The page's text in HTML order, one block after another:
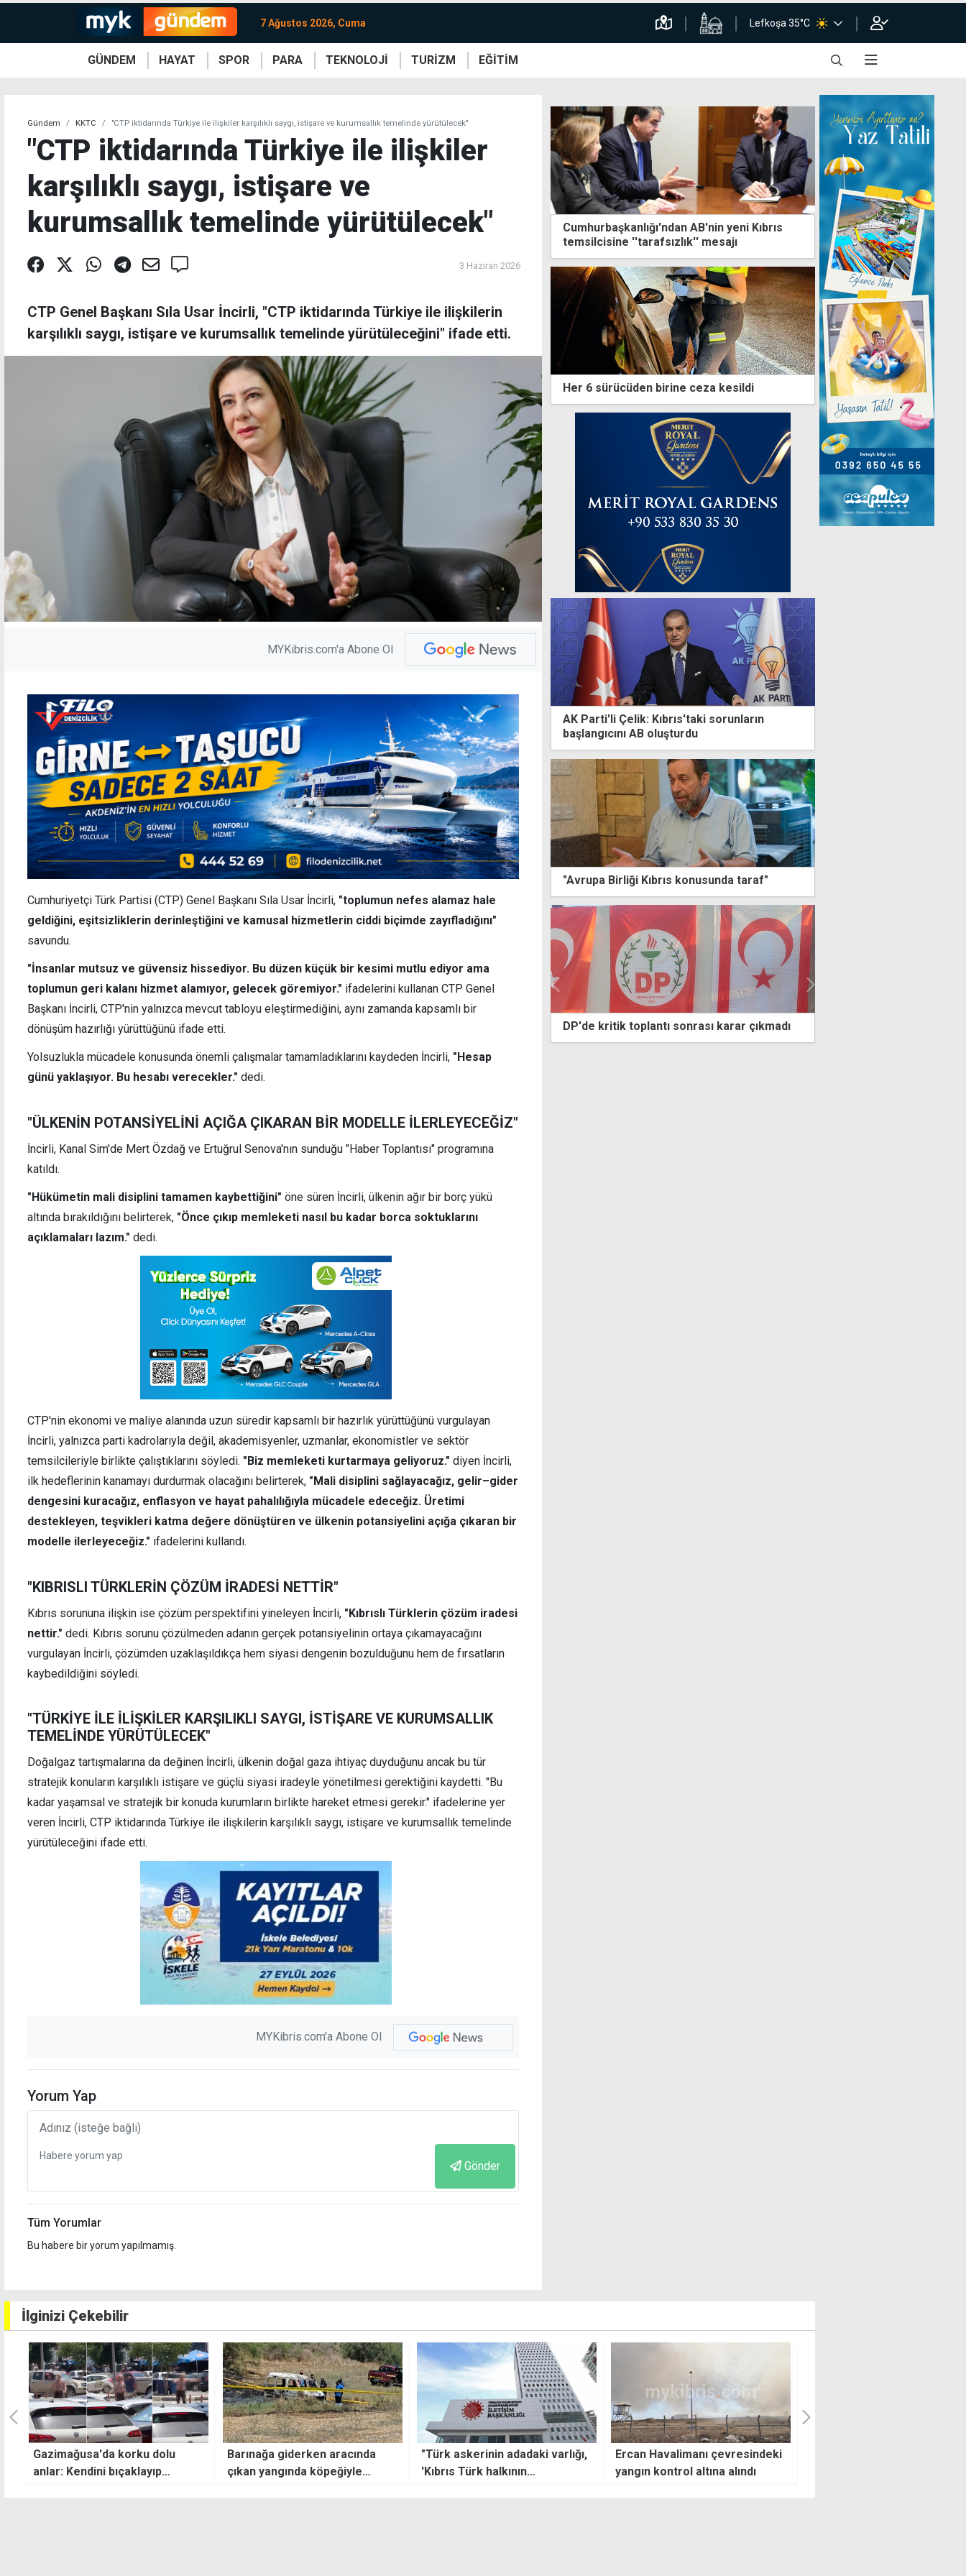
7 Ağustos 2026, Cuma Lefkoşa 35°C
GÜNDEM HAYAT SPOR PARA TEKNOLOJİ TURİZM EĞİTİM
Gündem KKTC "CTP iktidarında Türkiye ile ilişkiler karşılıklı saygı, istişare ve kurumsallık temelinde yürütülecek"
"CTP iktidarında Türkiye ile ilişkiler
karşılıklı saygı, istişare ve
kurumsallık temelinde yürütülecek"
3 Haziran 2026
CTP Genel Başkanı Sıla Usar İncirli, "CTP iktidarında Türkiye ile ilişkilerin
karşılıklı saygı, istişare ve kurumsallık temelinde yürütüleceğini" ifade etti.
MYKibris.com'a Abone Ol
Cumhuriyetçi Türk Partisi (CTP) Genel Başkanı Sıla Usar İncirli, "toplumun nefes alamaz hale
geldiğini, eşitsizliklerin derinleştiğini ve kamusal hizmetlerin ciddi biçimde zayıfladığını"
savundu.
"İnsanlar mutsuz ve güvensiz hissediyor. Bu düzen küçük bir kesimi mutlu ediyor ama
toplumun geri kalanı hizmet alamıyor, gelecek göremiyor." ifadelerini kullanan CTP Genel
Başkanı İncirli, CTP'nin yalnızca mevcut tabloyu eleştirmediğini, aynı zamanda kapsamlı bir
dönüşüm hazırlığı yürüttüğünü ifade etti.
Yolsuzlukla mücadele konusunda önemli çalışmalar tamamladıklarını kaydeden İncirli, "Hesap
günü yaklaşıyor. Bu hesabı verecekler." dedi.
"ÜLKENİN POTANSİYELİNİ AÇIĞA ÇIKARAN BİR MODELLE İLERLEYECEĞİZ"
İncirli, Kanal Sim'de Mert Özdağ ve Ertuğrul Senova'nın sunduğu "Haber Toplantısı" programına
katıldı.
"Hükümetin mali disiplini tamamen kaybettiğini" öne süren İncirli, ülkenin ağır bir borç yükü
altında bırakıldığını belirterek, "Önce çıkıp memleketi nasıl bu kadar borca soktuklarını
açıklamaları lazım." dedi.
CTP'nin ekonomi ve maliye alanında uzun süredir kapsamlı bir hazırlık yürüttüğünü vurgulayan
İncirli, yalnızca parti kadrolarıyla değil, akademisyenler, uzmanlar, ekonomistler ve sektör
temsilcileriyle birlikte çalıştıklarını söyledi. "Biz memleketi kurtarmaya geliyoruz." diyen İncirli,
ilk hedeflerinin kanamayı durdurmak olacağını belirterek, "Mali disiplini sağlayacağız, gelir–gider
dengesini kuracağız, enflasyon ve hayat pahalılığıyla mücadele edeceğiz. Üretimi
destekleyen, teşvikleri katma değere dönüştüren ve ülkenin potansiyelini açığa çıkaran bir
modelle ilerleyeceğiz." ifadelerini kullandı.
"KIBRISLI TÜRKLERİN ÇÖZÜM İRADESİ NETTİR"
Kıbrıs sorununa ilişkin ise çözüm perspektifini yineleyen İncirli, "Kıbrıslı Türklerin çözüm iradesi
nettir." dedi. Kıbrıs sorunu çözülmeden adanın gerçek potansiyelinin ortaya çıkamayacağını
vurgulayan İncirli, çözümden uzaklaşıldıkça hem siyasi dengenin bozulduğunu hem de fırsatların
kaybedildiğini söyledi.
"TÜRKİYE İLE İLİŞKİLER KARŞILIKLI SAYGI, İSTİŞARE VE KURUMSALLIK
TEMELİNDE YÜRÜTÜLECEK"
Doğalgaz tartışmalarına da değinen İncirli, ülkenin doğal gaza ihtiyaç duyduğunu ancak bu tür
stratejik konuların karşılıklı istişare ve güçlü siyasi iradeyle yönetilmesi gerektiğini kaydetti. "Bu
kadar yaşamsal ve stratejik bir konuda kurumların birlikte hareket etmesi gerekir." ifadelerine yer
veren İncirli, CTP iktidarında Türkiye ile ilişkilerin karşılıklı saygı, istişare ve kurumsallık temelinde
yürütüleceğini ifade etti.
MYKibris.com'a Abone Ol
Yorum Yap
Gönder
Tüm Yorumlar
Bu habere bir yorum yapılmamış.
Cumhurbaşkanlığı'ndan AB'nin yeni Kıbrıs
temsilcisine ''tarafsızlık'' mesajı
Her 6 sürücüden birine ceza kesildi
AK Parti'li Çelik: Kıbrıs'taki sorunların
başlangıcını AB oluşturdu
"Avrupa Birliği Kıbrıs konusunda taraf"
ölümlü kavga
Gelecek hükümetten
15 Temmuz'un 10'uncu yılına özel anma
DP'de kritik toplantı sonrası karar çıkmadı
"NATO Zirvesi, ittifakın geleceğinde
Türkiye'nin rolünü daha görünür kılan
İlginizi Çekebilir
Barınağa giderken aracında
çıkan yangında köpeğiyle
"Türk askerinin adadaki varlığı,
'Kıbrıs Türk halkının
Ercan Havalimanı çevresindeki
yangın kontrol altına alındı
"EOKA çetelerinin yaptığı
mezalimi unutmadık, Avrupa